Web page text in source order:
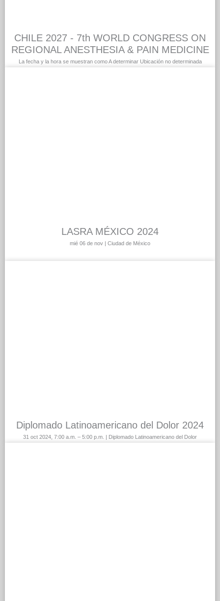
CHILE 2027 - 7th WORLD CONGRESS ON
REGIONAL ANESTHESIA & PAIN MEDICINE
La fecha y la hora se muestran como A determinar Ubicación no determinada
LASRA MÉXICO 2024
mié 06 de nov | Ciudad de México
Diplomado Latinoamericano del Dolor 2024
31 oct 2024, 7:00 a.m. – 5:00 p.m. | Diplomado Latinoamericano del Dolor